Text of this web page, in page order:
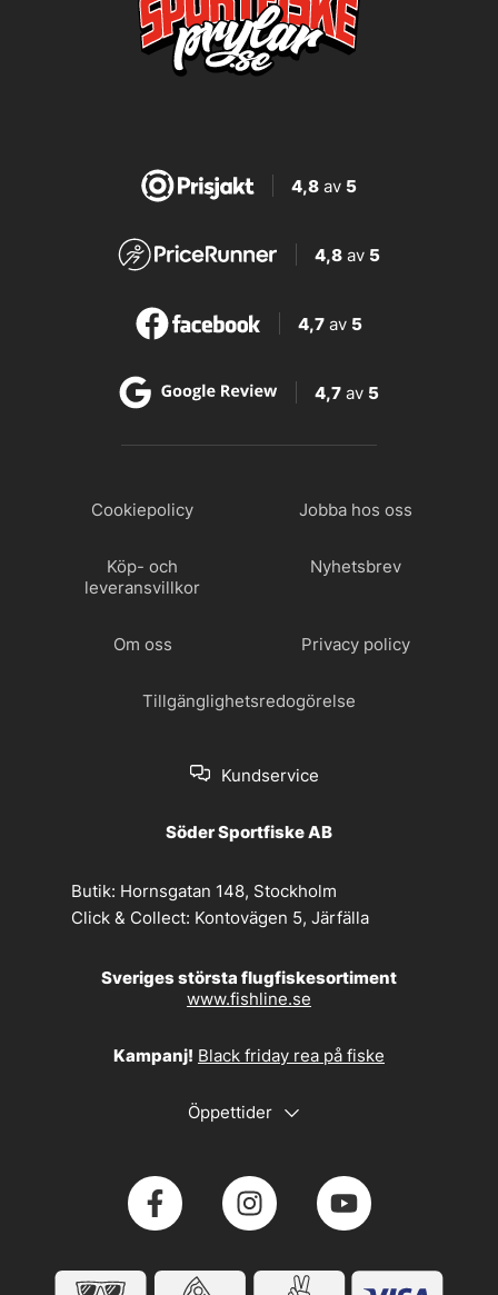
4,8av 5
4,8 av 5
4,7 av 5
4,7 av 5
Cookiepolicy Jobba hos oss
Köp- och
leveransvillkor
Nyhetsbrev
Om oss Privacy policy
Tillgänglighetsredogörelse
Kundservice
Söder Sportfiske AB
Butik: Hornsgatan 148, Stockholm
Click & Collect: Kontovägen 5, Järfälla
Sveriges största flugfiskesortiment
www.fishline.se
Kampanj! Black friday rea på fiske
Öppettider